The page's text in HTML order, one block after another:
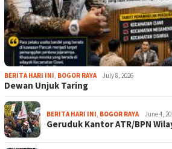
BERITA HARI INI, BOGOR RAYA July 8, 2026
Dewan Unjuk Taring
BERITA HARI INI, BOGOR RAYA June 4,
Geruduk Kantor ATR/BPN